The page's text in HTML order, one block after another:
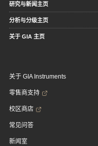
研究与新闻主页
分析与分级主页
关于 GIA 主页
关于 GIA Instruments
零售商支持
校区商店
常见问答
新闻室